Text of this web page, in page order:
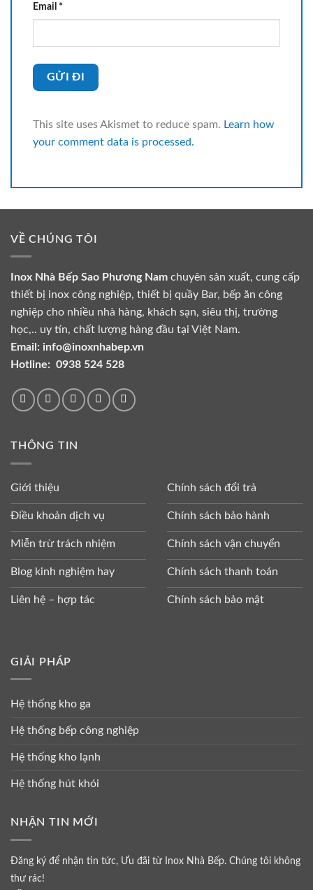
Email *
This site uses Akismet to reduce spam. Learn how
your comment data is processed.
VỀ CHÚNG TÔI
Inox Nhà Bếp Sao Phương Nam chuyên sản xuất, cung cấp
thiết bị inox công nghiệp, thiết bị quầy Bar, bếp ăn công
nghiệp cho nhiều nhà hàng, khách sạn, siêu thị, trường
học,.. uy tín, chất lượng hàng đầu tại Việt Nam.
Email: info@inoxnhabep.vn
Hotline: 0938 524 528
THÔNG TIN
Giới thiệu
Điều khoản dịch vụ
Miễn trừ trách nhiệm
Blog kinh nghiệm hay
Liên hệ – hợp tác
Chính sách đổi trả
Chính sách bảo hành
Chính sách vận chuyển
Chính sách thanh toán
Chính sách bảo mật
GIẢI PHÁP
Hệ thống kho ga
Hệ thống bếp công nghiệp
Hệ thống kho lạnh
Hệ thống hút khói
NHẬN TIN MỚI
Đăng ký để nhận tin tức, Ưu đãi từ Inox Nhà Bếp. Chúng tôi không
thư rác!